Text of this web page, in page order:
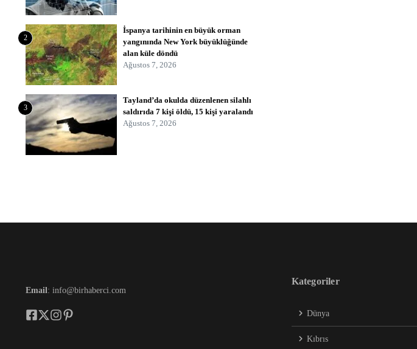
2
İspanya tarihinin en büyük orman
yangınında New York büyüklüğünde
alan küle döndü
Ağustos 7, 2026
3
Tayland’da okulda düzenlenen silahlı
saldırıda 7 kişi öldü, 15 kişi yaralandı
Ağustos 7, 2026
Email : info@birhaberci.com
Kategoriler
Dünya
Kıbrıs